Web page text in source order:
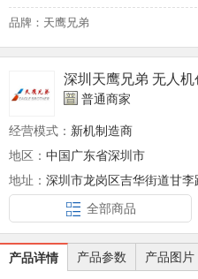
品牌：天鹰兄弟
深圳天鹰兄弟 无人机
普通商家
经营模式： 新机制造商
地区： 中国广东省深圳市
地址： 深圳市龙岗区吉华街道甘
全部商品
产品详情 产品参数 产品图片